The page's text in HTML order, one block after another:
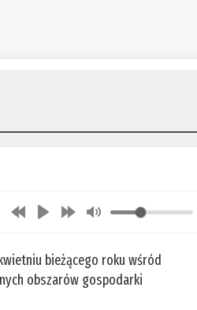
bieżącego roku wśród
obszarów gospodarki